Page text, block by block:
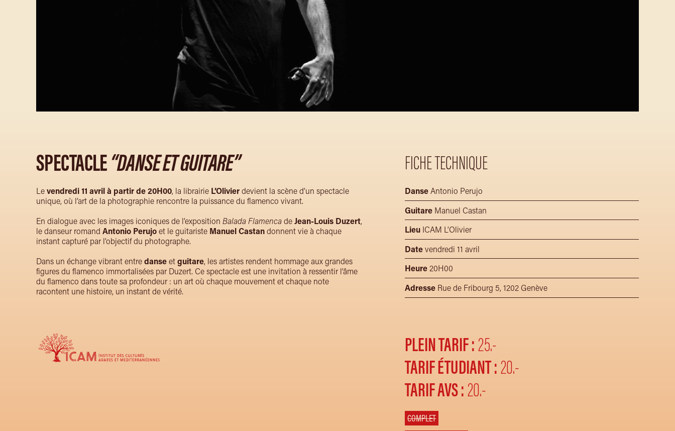
SPECTACLE“DANSE ET GUITARE”
Levendredi 11 avril à partir de 20H00, la librairie L’Olivierdevient la scène d’un spectacle
unique, où l’art de la photographie rencontre la puissance du flamenco vivant.
En dialogue avec les images iconiques de l’exposition Balada FlamencadeJean-Louis Duzert,
le danseur romand Antonio Perujoet le guitariste Manuel Castandonnent vie à chaque
instant capturé par l’objectif du photographe.
Dans un échange vibrant entredanseetguitare, les artistes rendent hommage aux grandes
figures du flamenco immortalisées par Duzert. Ce spectacle est une invitation à ressentir l’âme
du flamenco dans toute sa profondeur : un art où chaque mouvement et chaque note
racontent une histoire, un instant de vérité.
FICHE TECHNIQUE
DanseAntonio Perujo
Guitare Manuel Castan
Lieu ICAM L’Olivier
Datevendredi 11 avril
Heure20H00
Adresse Rue de Fribourg 5, 1202 Genève
PLEIN TARIF :25.-
TARIF ÉTUDIANT :20.-
TARIF AVS :20.-
COMPLET